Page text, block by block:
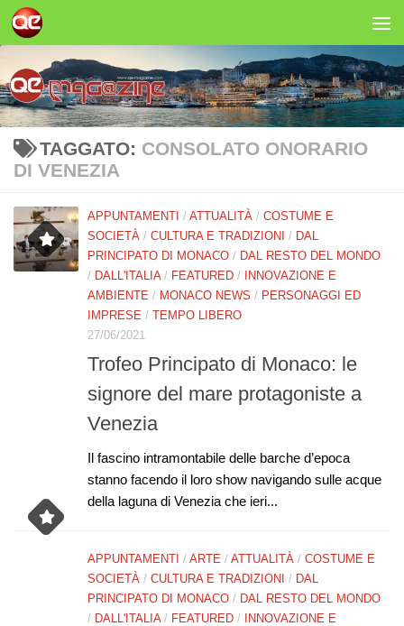
Salta al contenuto
TAGGATO: CONSOLATO ONORARIO
DI VENEZIA
APPUNTAMENTI / ATTUALITÀ / COSTUME E
SOCIETÀ / CULTURA E TRADIZIONI / DAL
PRINCIPATO DI MONACO / DAL RESTO DEL MONDO
/ DALL'ITALIA/ FEATURED /
INNOVAZIONE E
AMBIENTE / MONACO NEWS / PERSONAGGI ED
IMPRESE / TEMPO LIBERO
27/06/2021
Trofeo Principato di Monaco: le
signore del mare protagoniste a
Venezia
Il fascino intramontabile delle barche d’epoca
stanno facendo il loro show navigando sulle acque
della laguna di Venezia che ieri...
APPUNTAMENTI / ARTE / ATTUALITÀ / COSTUME E
SOCIETÀ / CULTURA E TRADIZIONI / DAL
PRINCIPATO DI MONACO / DAL RESTO DEL MONDO
/ DALL'ITALIA / FEATURED /
INNOVAZIONE E